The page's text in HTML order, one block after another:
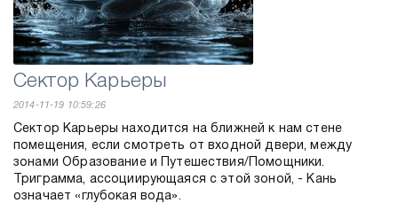
Сектор Карьеры
2014-11-19 10:59:26
Сектор Карьеры находится на ближней к нам стене
помещения, если смотреть от входной двери, между
зонами Образование и Путешествия/Помощники.
Триграмма, ассоциирующаяся с этой зоной, - Кань
означает «глубокая вода».